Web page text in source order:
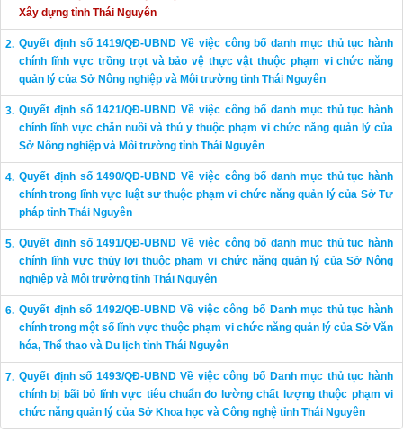
Xây dựng tỉnh Thái Nguyên
Quyết định số 1419/QĐ-UBND Về việc công bố danh mục thủ tục hành
chính lĩnh vực trồng trọt và bảo vệ thực vật thuộc phạm vi chức năng
quản lý của Sở Nông nghiệp và Môi trường tỉnh Thái Nguyên
Quyết định số 1421/QĐ-UBND Về việc công bố danh mục thủ tục hành
chính lĩnh vực chăn nuôi và thú y thuộc phạm vi chức năng quản lý của
Sở Nông nghiệp và Môi trường tỉnh Thái Nguyên
Quyết định số 1490/QĐ-UBND Về việc công bố danh mục thủ tục hành
chính trong lĩnh vực luật sư thuộc phạm vi chức năng quản lý của Sở Tư
pháp tỉnh Thái Nguyên
Quyết định số 1491/QĐ-UBND Về việc công bố danh mục thủ tục hành
chính lĩnh vực thủy lợi thuộc phạm vi chức năng quản lý của Sở Nông
nghiệp và Môi trường tỉnh Thái Nguyên
Quyết định số 1492/QĐ-UBND Về việc công bố Danh mục thủ tục hành
chính trong một số lĩnh vực thuộc phạm vi chức năng quản lý của Sở Văn
hóa, Thể thao và Du lịch tỉnh Thái Nguyên
Quyết định số 1493/QĐ-UBND Về việc công bố Danh mục thủ tục hành
chính bị bãi bỏ lĩnh vực tiêu chuẩn đo lường chất lượng thuộc phạm vi
chức năng quản lý của Sở Khoa học và Công nghệ tỉnh Thái Nguyên